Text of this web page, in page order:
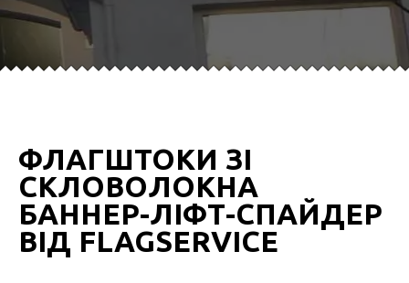
ФЛАГШТОКИ ЗІ
СКЛОВОЛОКНА
БАННЕР-ЛІФТ-СПАЙДЕР
ВІД FLAGSERVICE